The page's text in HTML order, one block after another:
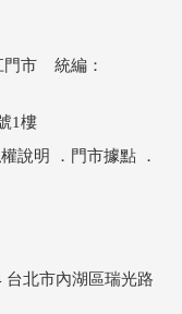
門市 統編：
1樓
說明 ． 門市據點 ．
台北市內湖區瑞光路